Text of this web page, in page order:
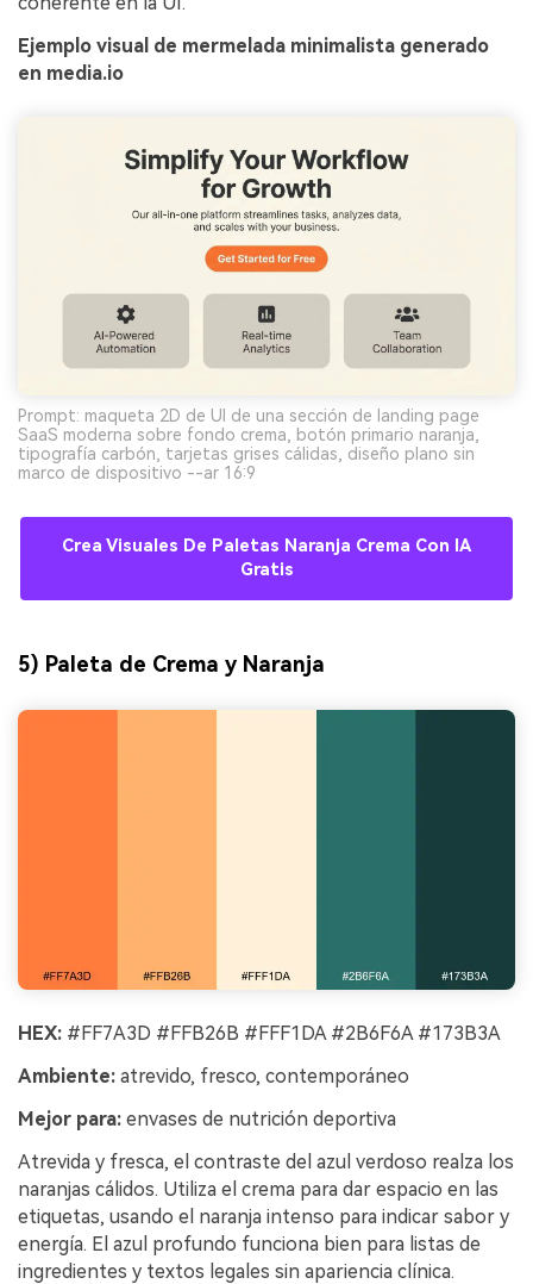
Ejemplo visual de mermelada minimalista generado
en media.io
Prompt: maqueta 2D de UI de una sección de landing page
SaaS moderna sobre fondo crema, botón primario naranja,
tipografía carbón, tarjetas grises cálidas, diseño plano sin
marco de dispositivo --ar 16:9
Crea Visuales De Paletas Naranja Crema Con IA
Gratis
5) Paleta de Crema y Naranja
HEX: #FF7A3D #FFB26B #FFF1DA #2B6F6A #173B3A
Ambiente: atrevido, fresco, contemporáneo
Mejor para: envases de nutrición deportiva
Atrevida y fresca, el contraste del azul verdoso realza los
naranjas cálidos. Utiliza el crema para dar espacio en las
etiquetas, usando el naranja intenso para indicar sabor y
energía. El azul profundo funciona bien para listas de
ingredientes y textos legales sin apariencia clínica.